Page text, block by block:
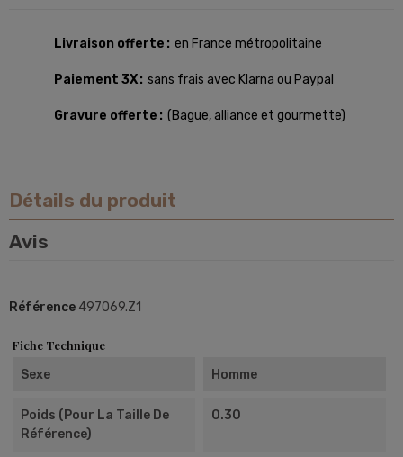
Livraison offerte en France métropolitaine
Paiement 3X sans frais avec Klarna ou Paypal
Gravure offerte (Bague, alliance et gourmette)
Détails du produit
Avis
Référence 497069.Z1
Fiche Technique
Sexe
Homme
Poids (pour La Taille De
Référence)
0.30